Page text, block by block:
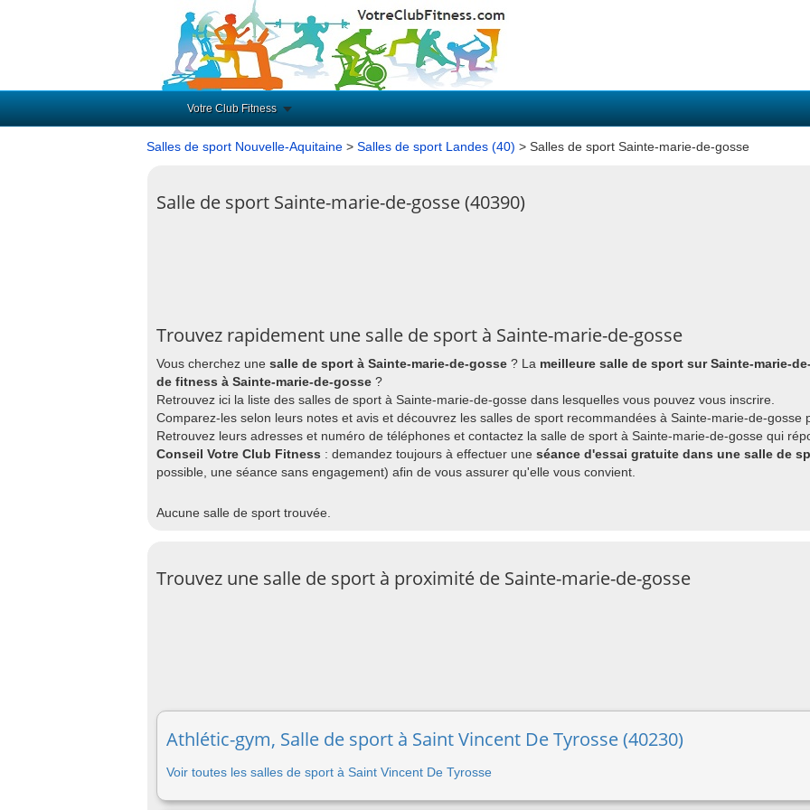
Votre Club Fitness
Salles de sport Nouvelle-Aquitaine > Salles de sport Landes (40) > Salles de sport Sainte-marie-de-gosse
Salle de sport Sainte-marie-de-gosse (40390)
Trouvez rapidement une salle de sport à Sainte-marie-de-gosse
Vous cherchez une salle de sport à Sainte-marie-de-gosse ? La meilleure salle de sport sur Sainte-marie-
de fitness à Sainte-marie-de-gosse ?
Retrouvez ici la liste des salles de sport à Sainte-marie-de-gosse dans lesquelles vous pouvez vous inscrire.
Comparez-les selon leurs notes et avis et découvrez les salles de sport recommandées à Sainte-marie-de-gosse
Retrouvez leurs adresses et numéro de téléphones et contactez la salle de sport à Sainte-marie-de-gosse qui
Conseil Votre Club Fitness : demandez toujours à effectuer une séance d'essai gratuite dans une salle de
possible, une séance sans engagement) afin de vous assurer qu'elle vous convient.
Aucune salle de sport trouvée.
Trouvez une salle de sport à proximité de Sainte-marie-de-gosse
Athlétic-gym, Salle de sport à Saint Vincent De Tyrosse (40230)
Voir toutes les salles de sport à Saint Vincent De Tyrosse